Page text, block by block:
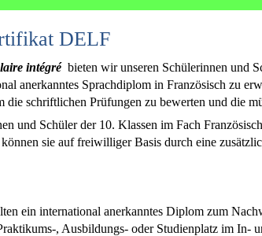
DELF
intégré bieten wir unseren Schülerinnen und
anerkanntes Sprachdiplom in Französisch zu
die schriftlichen Prüfungen zu bewerten und die
und Schüler der 10. Klassen im Fach
sie auf freiwilliger Basis durch eine
ein international anerkanntes Diplom zum
, Ausbildungs- oder Studienplatz im In-